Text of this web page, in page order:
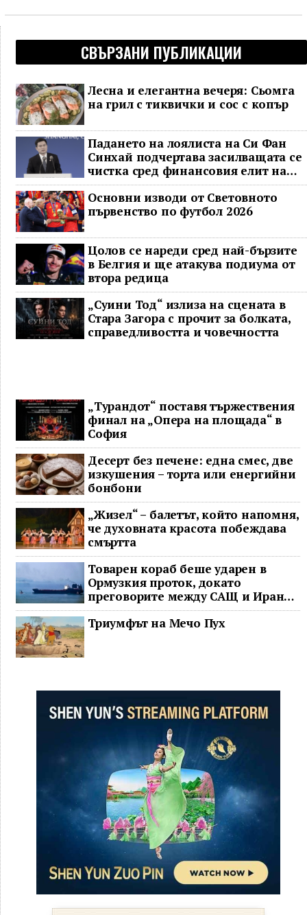
СВЪРЗАНИ ПУБЛИКАЦИИ
Лесна и елегантна вечеря: Сьомга
на грил с тиквички и сос с копър
Падането на лоялиста на Си Фан
Синхай подчертава засилващата се
чистка сред финансовия елит на
Китай
Основни изводи от Световното
първенство по футбол 2026
Цолов се нареди сред най-бързите
в Белгия и ще атакува подиума от
втора редица
„Суини Тод“ излиза на сцената в
Стара Загора с прочит за болката,
справедливостта и човечността
„Турандот“ поставя тържествения
финал на „Опера на площада“ в
София
Десерт без печене: една смес, две
изкушения – торта или енергийни
бонбони
„Жизел“ – балетът, който напомня,
че духовната красота побеждава
смъртта
Товарен кораб беше ударен в
Ормузкия проток, докато
преговорите между САЩ и Иран
останаха в безизходица
Триумфът на Мечо Пух